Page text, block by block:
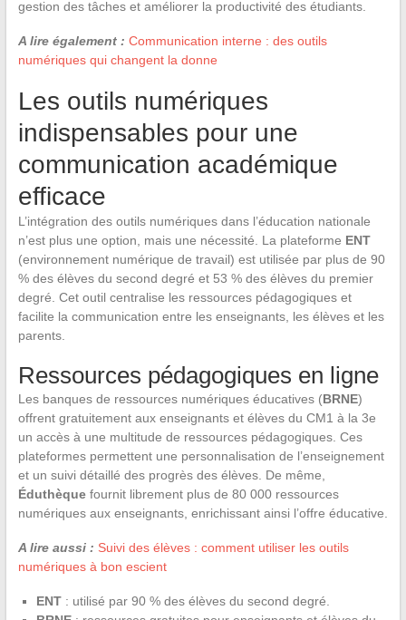
gestion des tâches et améliorer la productivité des étudiants.
A lire également : Communication interne : des outils
numériques qui changent la donne
Les outils numériques
indispensables pour une
communication académique
efficace
L’intégration des outils numériques dans l’éducation nationale
n’est plus une option, mais une nécessité. La plateforme ENT
(environnement numérique de travail) est utilisée par plus de 90
% des élèves du second degré et 53 % des élèves du premier
degré. Cet outil centralise les ressources pédagogiques et
facilite la communication entre les enseignants, les élèves et les
parents.
Ressources pédagogiques en ligne
Les banques de ressources numériques éducatives (BRNE)
offrent gratuitement aux enseignants et élèves du CM1 à la 3e
un accès à une multitude de ressources pédagogiques. Ces
plateformes permettent une personnalisation de l’enseignement
et un suivi détaillé des progrès des élèves. De même,
Éduthèquefournit librement plus de 80 000 ressources
numériques aux enseignants, enrichissant ainsi l’offre éducative.
A lire aussi : Suivi des élèves : comment utiliser les outils
numériques à bon escient
ENT: utilisé par 90 % des élèves du second degré.